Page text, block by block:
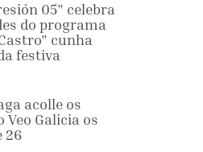
05" celebra
do programa
cunha
festiva
acolle os
Veo Galicia os
26